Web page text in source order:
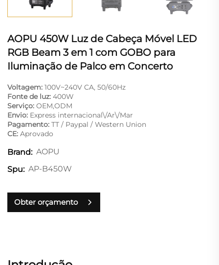
AOPU 450W Luz de Cabeça Móvel LED
RGB Beam 3 em 1 com GOBO para
Iluminação de Palco em Concerto
Voltagem: 100V~240V CA, 50/60Hz
Fonte de luz: 400W
Serviço: OEM,ODM
Envio: Express internacional\/Ar\/Mar
Pagamento: TT / Paypal / Western Union
CE: Aprovado
Brand: AOPU
Spu: AP-B450W
Obter orçamento